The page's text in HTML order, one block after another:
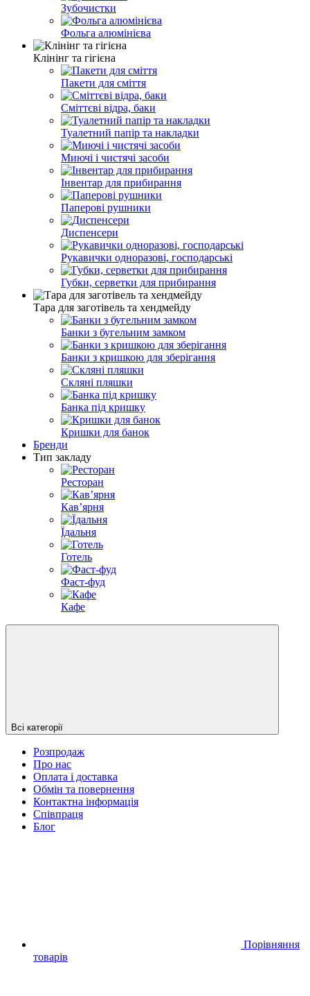
Зубочистки
Фольга алюмінієва
Клінінг та гігієна
Пакети для сміття
Сміттєві відра, баки
Туалетний папір та накладки
Миючі і чистячі засоби
Інвентар для прибирання
Паперові рушники
Диспенсери
Рукавички одноразові, господарські
Губки, серветки для прибирання
Тара для заготівель та хендмейду
Банки з бугельним замком
Банки з кришкою для зберігання
Скляні пляшки
Банка під кришку
Кришки для банок
Бренди
Тип закладу
Ресторан
Кавʼярня
Їдальня
Готель
Фаст-фуд
Кафе
Всі категорії
Розпродаж
Про нас
Оплата і доставка
Обмін та повернення
Контактна інформація
Співпраця
Блог
Порівняння
товарів